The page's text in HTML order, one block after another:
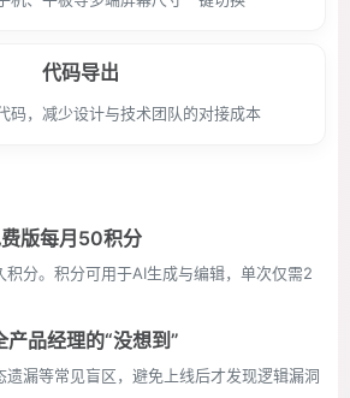
代码导出
码，减少设计与技术团队的对接成本
版每月50积分
积分。积分可用于AI生成与编辑，单次仅需2
品经理的“没想到”
遗漏等常见盲区，避免上线后才发现逻辑漏洞